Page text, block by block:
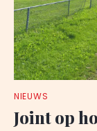
NIEUWS
Joint op